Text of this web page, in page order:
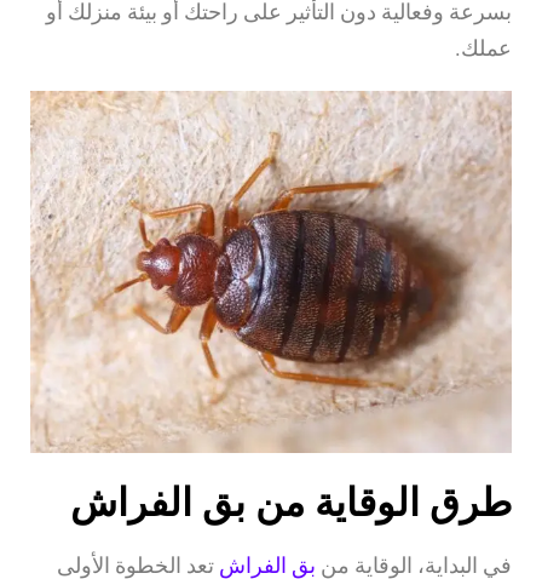
بسرعة وفعالية دون التأثير على راحتك أو بيئة منزلك أو
عملك.
طرق الوقاية من بق الفراش
في البداية، الوقاية من بق الفراش تعد الخطوة الأولى